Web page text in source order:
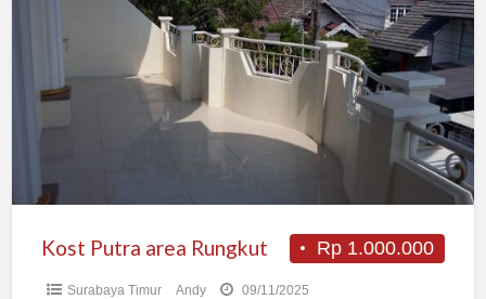
Rp 1.000.000
Kost Putra area Rungkut
Surabaya Timur Andy 09/11/2025